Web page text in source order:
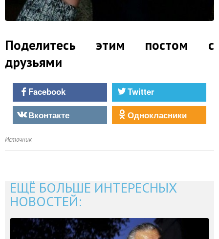
Поделитесь этим постом с
друзьями
Facebook
Twitter
Вконтакте
Однокласники
Источник
ЕЩЁ БОЛЬШЕ ИНТЕРЕСНЫХ
НОВОСТЕЙ: